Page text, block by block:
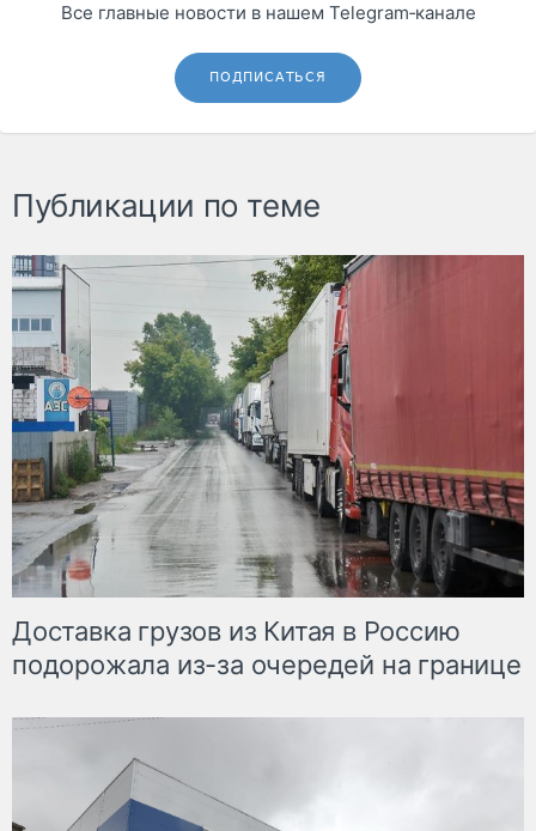
Все главные новости в нашем Telegram‑канале
ПОДПИСАТЬСЯ
Публикации по теме
Доставка грузов из Китая в Россию
подорожала из-за очередей на границе